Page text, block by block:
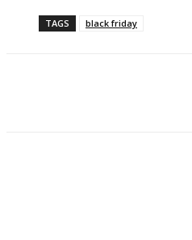
TAGS black friday